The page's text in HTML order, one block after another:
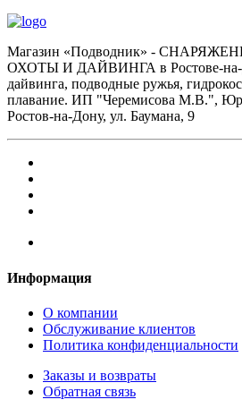
Магазин «Подводник» -
ОХОТЫ И ДАЙВИНГА в Ростове-на-
дайвинга, подводные ружья,
плавание. ИП "Черемисова М.В.",
Ростов-на-Дону, ул. Баумана, 9
Информация
О компании
Обслуживание клиентов
Политика конфиденциальности
Заказы и возвраты
Обратная связь